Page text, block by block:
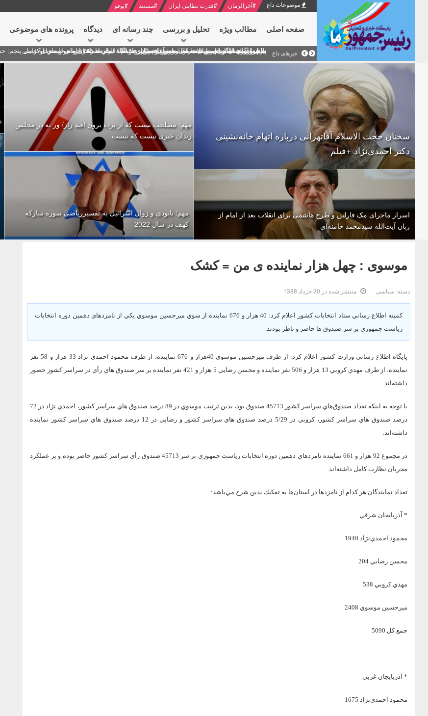
موضوعات داغ #آخرالزمان #قدرت نظامی ایران #مستند #یوفو
صفحه اصلی مطالب ویژه تحلیل و بررسی چند رسانه ای دیدگاه‌ پرونده های موضوعی
خبرهای داغ منشور گفتمان امام و انقلاب - 7 /بخش دوم : شرح پیام ۱۰ خرداد ۱۳۶۹ امام خامنه ای/ فصل پنجم: حفظ عزّت و کرامت انقلابی
بازخوانی افشاگری سپهبد محمود منصور افسر ارشد اطلاعات مصر درباره هواپیمای اوکراینی
دلایل اهمیت سیزدهمین انتخابات ریاست جمهوری از نگاه امام خامنه ای
بیانات امام خامنه ای در سخنرانی نوروزی خطاب به ملت ایران + نکته خوانی و صوت
پیام نوروزی امام خامنه ای به مناسبت آغاز سال ۱۴۰۰
سخنان حجت الاسلام آقاتهرانی درباره اتهام خانه‌نشینی
دکتر احمدی‌نژاد +فیلم
اسرار ماجرای مک فارلین و طرح هاشمی برای انقلاب بعد از امام از
زبان آیت‌الله سیدمحمد خامنه‌ای
مهم: مصلحت نیست که از پرده برون افتد راز/ ور نه در مجلس
رندان خبری نیست که نیست
مهم: نابودی و زوال اسرائیل به تفسیرریاضی سوره مبارکه
کهف در سال 2022
موسوی : چهل هزار نماینده ی من = کشک
دسته: سیاسی منتشر شده در 30 خرداد 1388
كميته اطلاع رساني ستاد انتخابات كشور اعلام كرد: 40 هزار و 676 نماينده از سوي ميرحسين موسوي يكي از نامزدهاي دهمين دوره انتخابات
رياست جمهوري بر سر صندوق ها حاضر و ناظر بودند.
پايگاه اطلاع رساني وزارت كشور اعلام كرد: از طرف ميرحسين موسوي 40هزار و 676 نماينده، از طرف محمود احمدي نژاد 33 هزار و 58 نفر
نماينده، از طرف مهدي كروبي 13 هزار و 506 نفر نماينده و محسن رضايي 5 هزار و 421 نفر نماينده بر سر صندوق هاي رأي در سراسر كشور حضور
داشته‌اند.
با توجه به اينكه تعداد صندوق‌هاي سراسر كشور 45713 صندوق بود، بدين ترتيب موسوي در 89 درصد صندوق هاي سراسر كشور، احمدي نژاد در 72
درصد صندوق هاي سراسر كشور، كروبي در 5/29 درصد صندوق هاي سراسر كشور و رضايي در 12 درصد صندوق هاي سراسر كشور نماينده
داشته‌اند.
در مجموع 92 هزار و 661 نماينده نامزدهاي دهمين دوره انتخابات رياست جمهوري بر سر 45713 صندوق رأي سراسر كشور حاضر بوده و بر عملكرد
مجريان نظارت كامل داشته‌اند.
تعداد نمايندگان هر كدام از نامزدها در استان‌ها به تفكيك بدين شرح مي‌باشد:
* آذربايجان شرقي
محمود احمدي‌نژاد 1940
محسن رضايي 204
مهدي كروبي 538
ميرحسين موسوي 2408
جمع كل 5090
* آذربايجان غربي
محمود احمدي‌‌نژاد 1675